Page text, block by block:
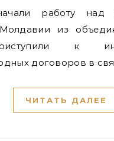
из
к
договоров в
ЧИТАТЬ ДАЛЕЕ